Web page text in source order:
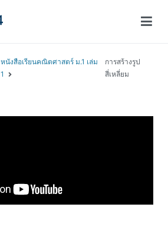
หนังสือเรียนคณิตศาสตร์ ม.1 เล่ม
1
การสร้างรูป
สี่เหลี่ยม